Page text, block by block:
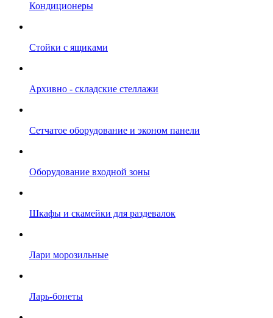
Кондиционеры
Стойки с ящиками
Архивно - складские стеллажи
Сетчатое оборудование и эконом панели
Оборудование входной зоны
Шкафы и скамейки для раздевалок
Лари морозильные
Ларь-бонеты